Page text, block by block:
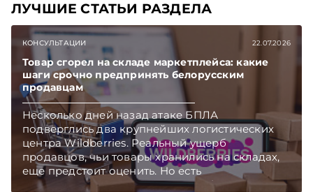
ЛУЧШИЕ СТАТЬИ РАЗДЕЛА
КОНСУЛЬТАЦИИ 22.07.2026
Товар сгорел на складе маркетплейса: какие
шаги срочно предпринять белорусским
продавцам
Несколько дней назад атаке БПЛА
подверглись два крупнейших логистических
центра Wildberries. Реальный ущерб
продавцов, чьи товары хранились на складах,
еще предстоит оценить. Но есть
первоочередные шаги, которые белорусские